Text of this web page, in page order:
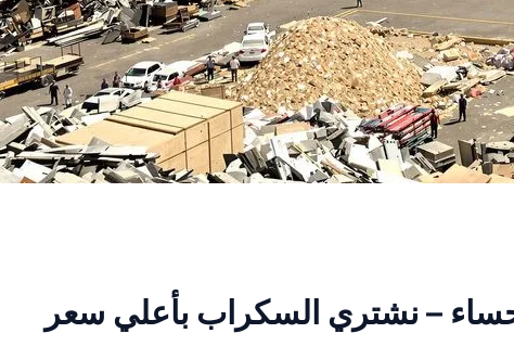
– نشتري السكراب بأعلي سعر